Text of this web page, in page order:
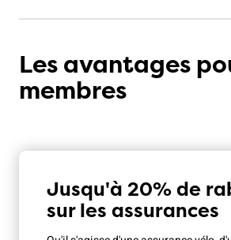
Les avantages
membres
Jusqu'à 20% de
sur les assurances